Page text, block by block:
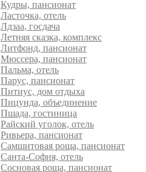
Кудры, пансионат
Ласточка, отель
Лдзаа, госдача
Летняя сказка, комплекс
Литфонд, пансионат
Мюссера, пансионат
Пальма, отель
Парус, пансионат
Питиус, дом отдыха
Пицунда, объединение
Пшада, гостиница
Райский уголок, отель
Ривьера, пансионат
Самшитовая роща, пансионат
Санта-София, отель
Сосновая роща, пансионат